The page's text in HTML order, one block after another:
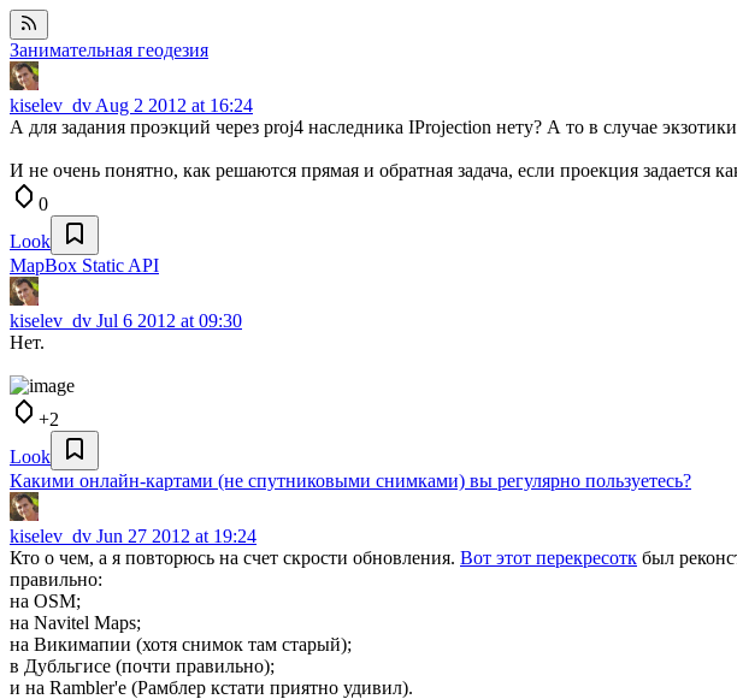
Занимательная геодезия
kiselev_dv Aug 2 2012 at 16:24
А для задания проэкций через proj4 наследника IProjection нету? А то в случае
И не очень понятно, как решаются прямая и обратная задача, если проекция
0
Look
MapBox Static API
kiselev_dv Jul 6 2012 at 09:30
Нет.
+2
Look
Какими онлайн-картами (не спутниковыми снимками) вы регулярно пользуетесь?
kiselev_dv Jun 27 2012 at 19:24
Кто о чем, а я повторюсь на счет скрости обновления. Вот этот перекресотк был
правильно:
на OSM;
на Navitel Maps;
на Викимапии (хотя снимок там старый);
в Дубльгисе (почти правильно);
и на Rambler'e (Рамблер кстати приятно удивил).